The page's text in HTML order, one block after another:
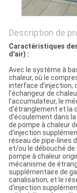
SITE
POLITIQUE
DE
Description de
Caractéristiques
d'air) :
Avec le système à
chaleur, où le
interface d'injection,
l'échangeur de
l'accumulateur, le
d'étranglement et la
d'écoulement dans
de pompe à chaleur
d'injection
réseau de pipe-lines
et/ou le débouché de
pompe à chaleur
mécanisme de
supplémentaire de
canalisation, et le
d'injection